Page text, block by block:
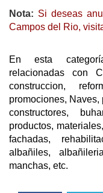
Nota: Si deseas
Campos del Rio,
En esta
relacionadas con
construccion,
promociones, Naves,
constructores,
productos,
fachadas,
albañiles,
manchas, etc.